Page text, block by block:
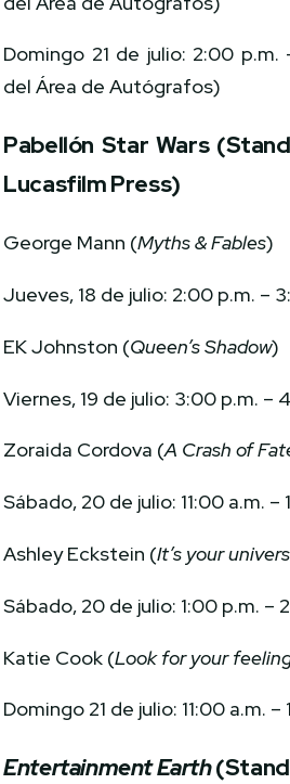
Domingo 21 de julio: 2:00
del Área de Autógrafos)
Pabellón Star Wars
Lucasfilm Press)
George Mann (Myths & Fables)
Jueves, 18 de julio: 2:00 p.m. –
EK Johnston (Queen’s Shadow)
Viernes, 19 de julio: 3:00 p.m. –
Zoraida Cordova (A Crash of
Sábado, 20 de julio: 11:00 a.m. –
Ashley Eckstein (It’s your
Sábado, 20 de julio: 1:00 p.m. –
Katie Cook (Look for your
Domingo 21 de julio: 11:00 a.m. –
Entertainment Earth